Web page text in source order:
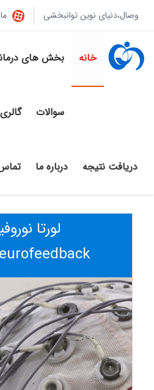
وصال،دنیای نوین توانبخشی
خانه بخش های
سوالات گالری
دریافت نتیجه درباره ما
لورتا